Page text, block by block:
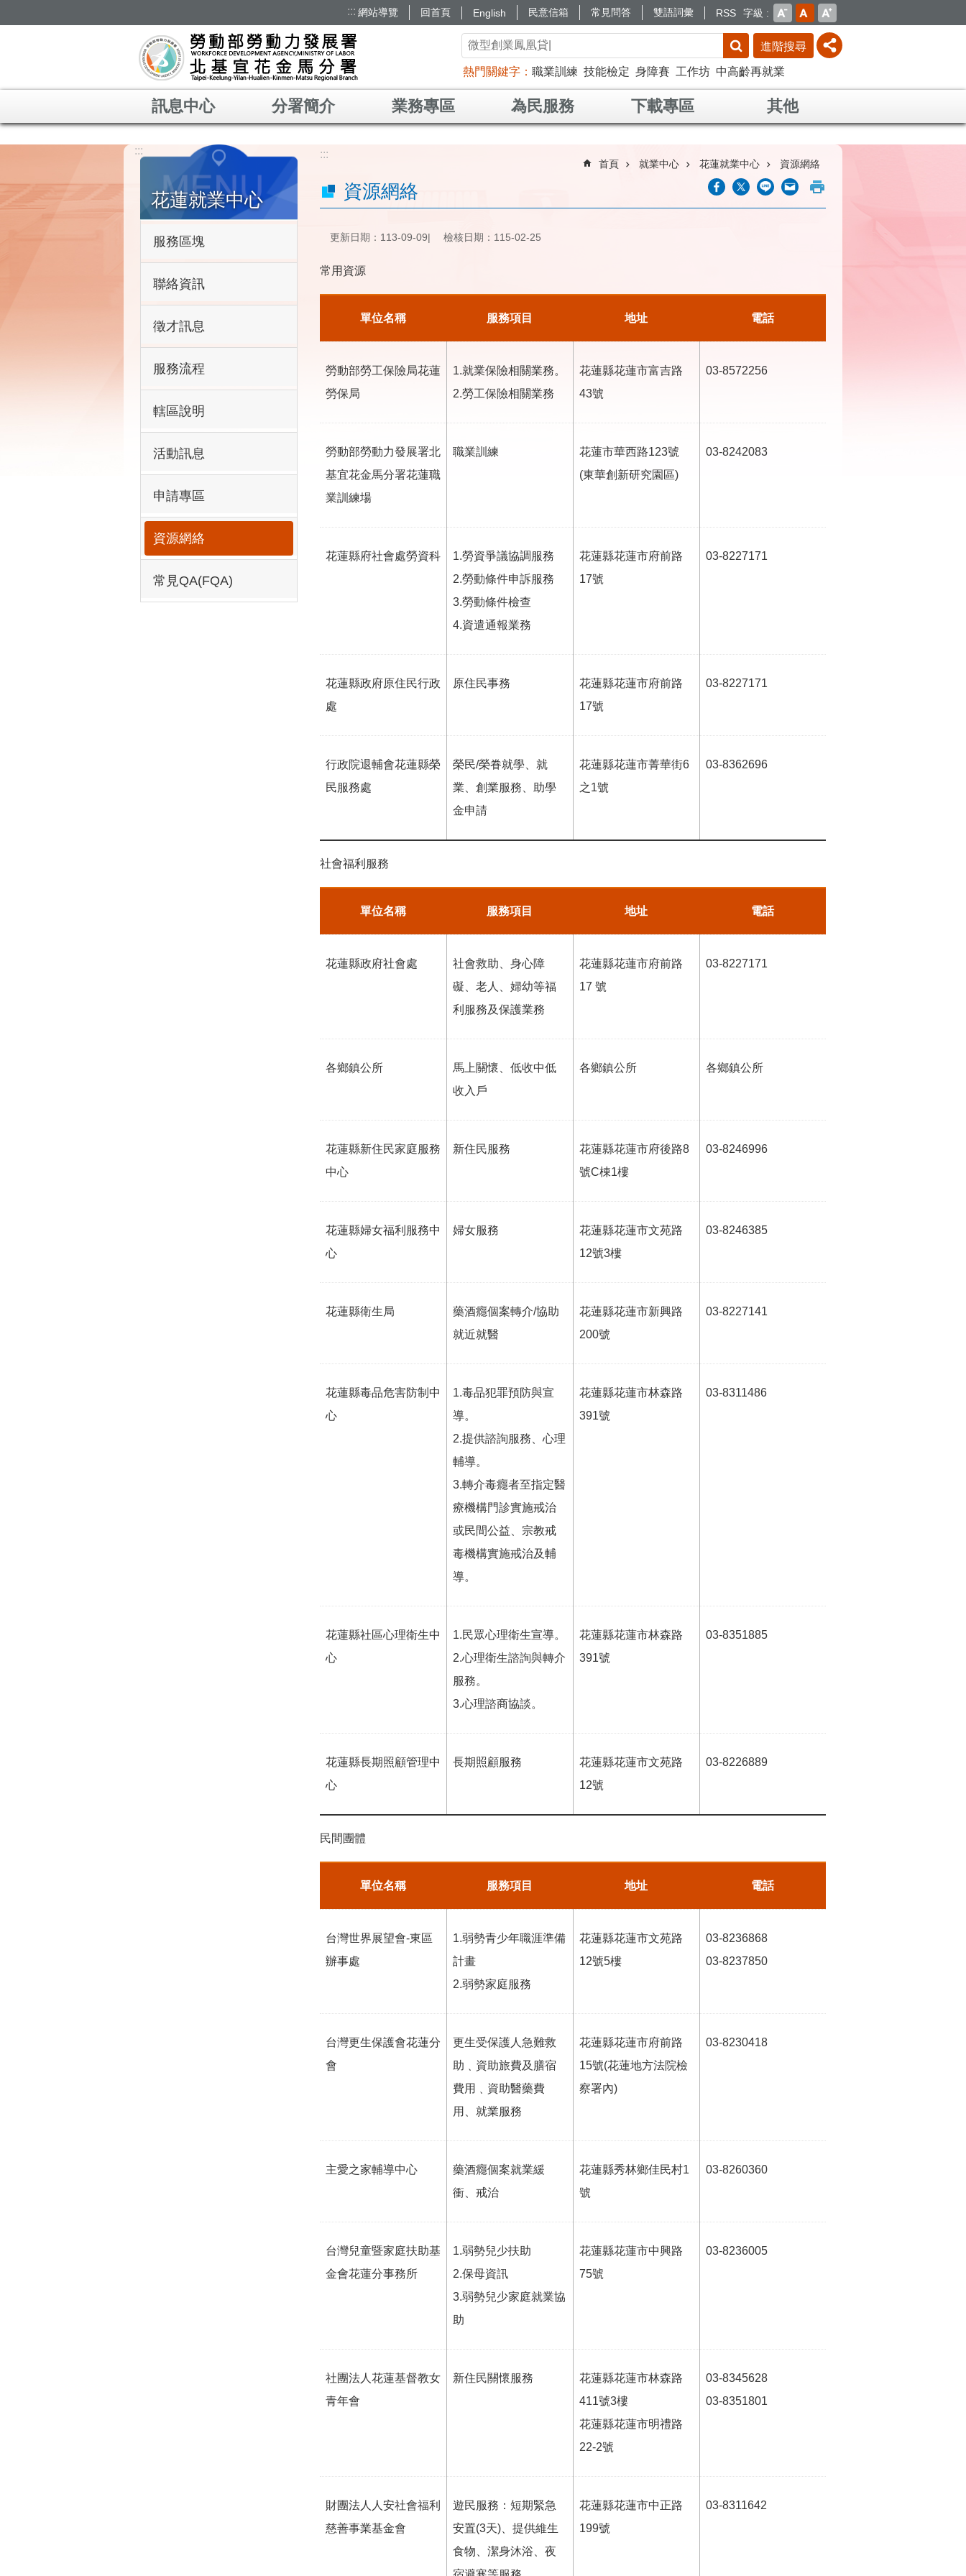
::: 網站導覽 回首頁 English 民意信箱 常見問答 雙語詞彙 RSS 字級
進階搜尋
熱門關鍵字 職業訓練 技能檢定 身障賽 工作坊 中高齡再就業
訊息中心 分署簡介 業務專區 為民服務 下載專區 其他
:::
花蓮就業中心
服務區塊
聯絡資訊
徵才訊息
服務流程
轄區說明
活動訊息
申請專區
資源網絡
常見QA(FQA)
:::
首頁 就業中心 花蓮就業中心 資源網絡
資源網絡
更新日期：113-09-09 檢核日期：115-02-25
常用資源
單位名稱 服務項目 地址 電話
勞動部勞工保險局花蓮
勞保局
1.就業保險相關業務。
2.勞工保險相關業務
花蓮縣花蓮市富吉路
43號
03-8572256
勞動部勞動力發展署北
基宜花金馬分署花蓮職
業訓練場
職業訓練
花蓮市華西路123號
(東華創新研究園區)
03-8242083
花蓮縣府社會處勞資科
1.勞資爭議協調服務
2.勞動條件申訴服務
3.勞動條件檢查
4.資遣通報業務
花蓮縣花蓮市府前路
17號
03-8227171
花蓮縣政府原住民行政
處
原住民事務
花蓮縣花蓮市府前路
17號
03-8227171
行政院退輔會花蓮縣榮
民服務處
榮民/榮眷就學、就
業、創業服務、助學
金申請
花蓮縣花蓮市菁華街6
之1號
03-8362696
社會福利服務
單位名稱 服務項目 地址 電話
花蓮縣政府社會處
社會救助、身心障
礙、老人、婦幼等福
利服務及保護業務
花蓮縣花蓮市府前路
17 號
03-8227171
各鄉鎮公所
馬上關懷、低收中低
收入戶
各鄉鎮公所 各鄉鎮公所
花蓮縣新住民家庭服務
中心
新住民服務
花蓮縣花蓮市府後路8
號C棟1樓
03-8246996
花蓮縣婦女福利服務中
心
婦女服務
花蓮縣花蓮市文苑路
12號3樓
03-8246385
花蓮縣衛生局
藥酒癮個案轉介/協助
就近就醫
花蓮縣花蓮市新興路
200號
03-8227141
花蓮縣毒品危害防制中
心
1.毒品犯罪預防與宣
導。
2.提供諮詢服務、心理
輔導。
3.轉介毒癮者至指定醫
療機構門診實施戒治
或民間公益、宗教戒
毒機構實施戒治及輔
導。
花蓮縣花蓮市林森路
391號
03-8311486
花蓮縣社區心理衛生中
心
1.民眾心理衛生宣導。
2.心理衛生諮詢與轉介
服務。
3.心理諮商協談。
花蓮縣花蓮市林森路
391號
03-8351885
花蓮縣長期照顧管理中
心
長期照顧服務
花蓮縣花蓮市文苑路
12號
03-8226889
民間團體
單位名稱 服務項目 地址 電話
台灣世界展望會-東區
辦事處
1.弱勢青少年職涯準備
計畫
2.弱勢家庭服務
花蓮縣花蓮市文苑路
12號5樓
03-8236868
03-8237850
台灣更生保護會花蓮分
會
更生受保護人急難救
助﹑資助旅費及膳宿
費用﹑資助醫藥費
用、就業服務
花蓮縣花蓮市府前路
15號(花蓮地方法院檢
察署內)
03-8230418
主愛之家輔導中心
藥酒癮個案就業緩
衝、戒治
花蓮縣秀林鄉佳民村1
號
03-8260360
台灣兒童暨家庭扶助基
金會花蓮分事務所
1.弱勢兒少扶助
2.保母資訊
3.弱勢兒少家庭就業協
助
花蓮縣花蓮市中興路
75號
03-8236005
社團法人花蓮基督教女
青年會
新住民關懷服務
花蓮縣花蓮市林森路
411號3樓
花蓮縣花蓮市明禮路
22-2號
03-8345628
03-8351801
財團法人人安社會福利
慈善事業基金會
遊民服務：短期緊急
安置(3天)、提供維生
食物、潔身沐浴、夜
花蓮縣花蓮市中正路
199號
03-8311642